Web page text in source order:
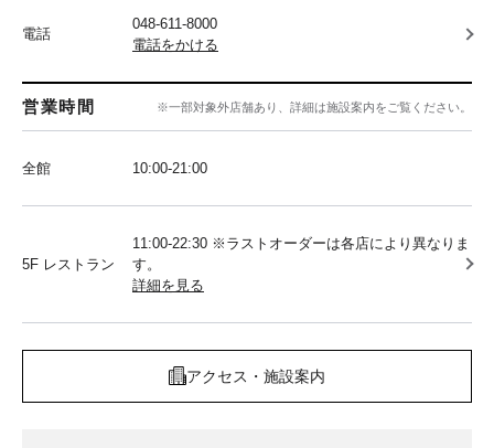
電話
048-611-8000
電話をかける
営業時間 ※一部対象外店舗あり、詳細は施設案内をご覧ください。
全館 10:00‐21:00
5F レストラン
11:00-22:30 ※ラストオーダーは各店により異なりま
す。
詳細を見る
アクセス・施設案内